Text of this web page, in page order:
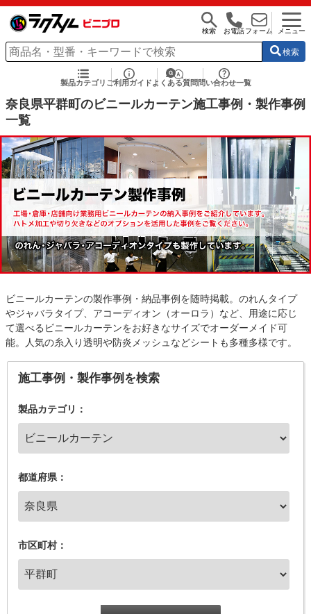
検索 お電話フォーム メニュー
検索
製品カテゴリ ご利用ガイド よくある質問 問い合わせ一覧
奈良県平群町のビニールカーテン施工事例・製作事例
一覧
ビニールカーテンの製作事例・納品事例を随時掲載。のれんタイプ
やジャバラタイプ、アコーディオン（オーロラ）など、用途に応じ
て選べるビニールカーテンをお好きなサイズでオーダーメイド可
能。人気の糸入り透明や防炎メッシュなどシートも多種多様です。
施工事例・製作事例を検索
製品カテゴリ：
都道府県：
市区町村：